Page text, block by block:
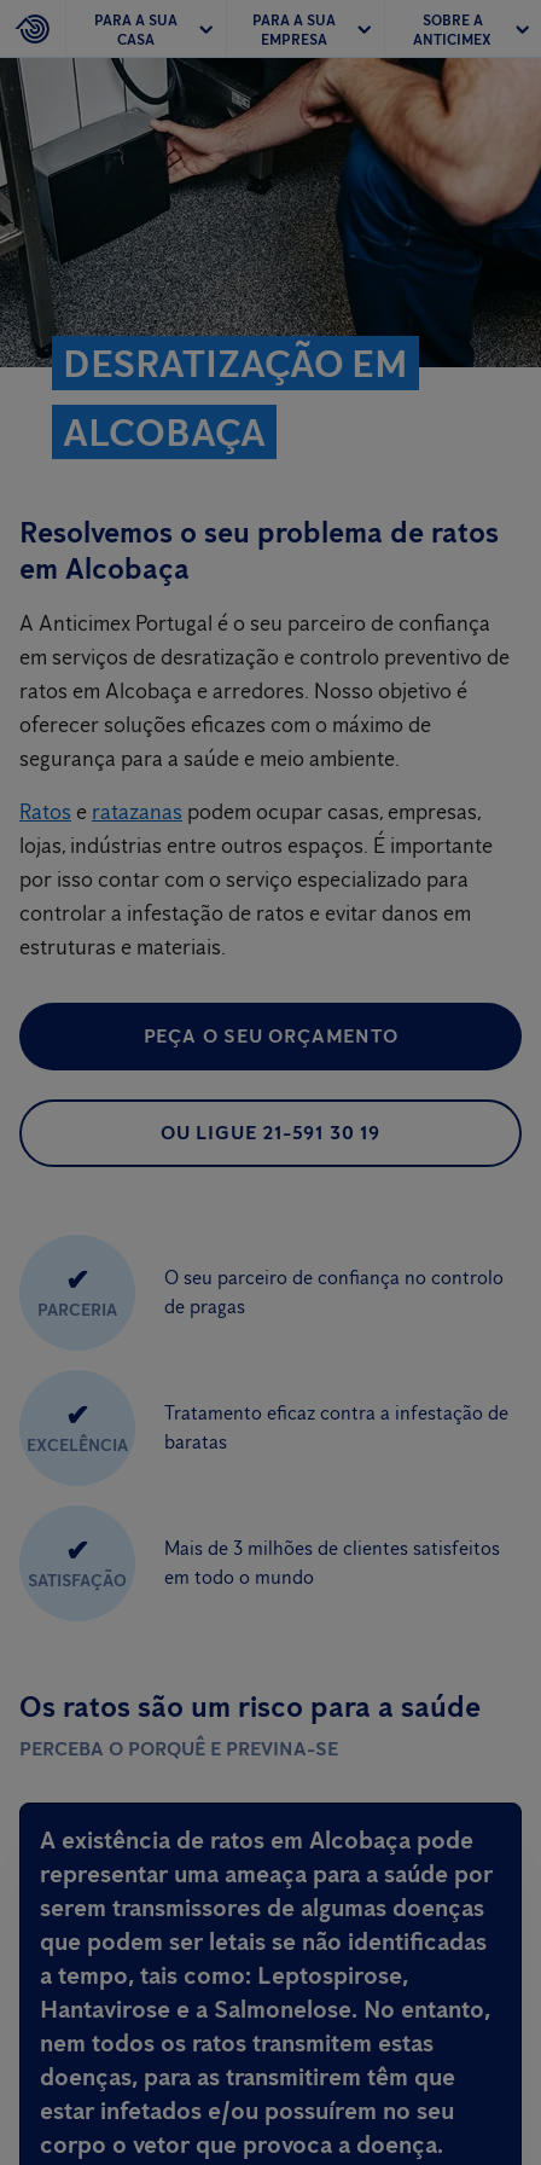
PARA A SUA
CASA
PARA A SUA
EMPRESA
SOBRE A
ANTICIMEX
DESRATIZAÇÃO EM
ALCOBAÇA
Resolvemos o seu problema de ratos
em Alcobaça
A Anticimex Portugal é o seu parceiro de confiança
em serviços de desratização e controlo preventivo de
ratos em Alcobaça e arredores. Nosso objetivo é
oferecer soluções eficazes com o máximo de
segurança para a saúde e meio ambiente.
Ratos e ratazanas podem ocupar casas, empresas,
lojas, indústrias entre outros espaços. É importante
por isso contar com o serviço especializado para
controlar a infestação de ratos e evitar danos em
estruturas e materiais.
PEÇA O SEU ORÇAMENTO
OU LIGUE 21-591 30 19
✔
PARCERIA
O seu parceiro de confiança no controlo
de pragas
✔
EXCELÊNCIA
Tratamento eficaz contra a infestação de
baratas
✔
SATISFAÇÃO
Mais de 3 milhões de clientes satisfeitos
em todo o mundo
Os ratos são um risco para a saúde
PERCEBA O PORQUÊ E PREVINA-SE
A existência de ratos em Alcobaça pode
representar uma ameaça para a saúde por
serem transmissores de algumas doenças
que podem ser letais se não identificadas
a tempo, tais como: Leptospirose,
Hantavirose e a Salmonelose. No entanto,
nem todos os ratos transmitem estas
doenças, para as transmitirem têm que
estar infetados e/ou possuírem no seu
corpo o vetor que provoca a doença.